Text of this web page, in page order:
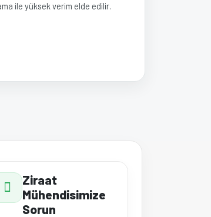
ile yüksek verim elde edilir.
Ziraat
Mühendisimize
Sorun